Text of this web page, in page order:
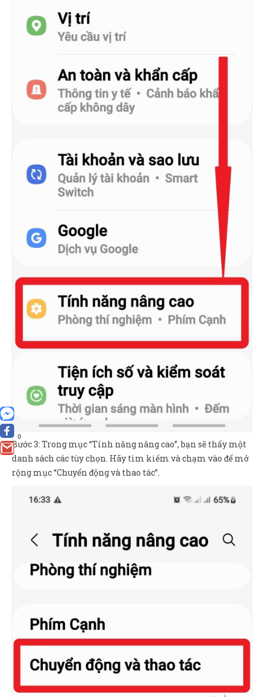
0
Bước 3: Trong mục “Tính năng nâng cao”, bạn sẽ thấy một
danh sách các tùy chọn. Hãy tìm kiếm và chạm vào để mở
rộng mục “Chuyển động và thao tác”.